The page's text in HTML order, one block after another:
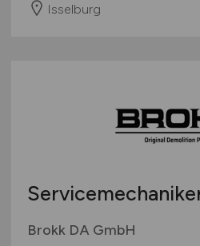
Isselburg
Brokk DA GmbH